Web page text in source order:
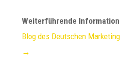
Weiterführende
Blog des Deutschen
→